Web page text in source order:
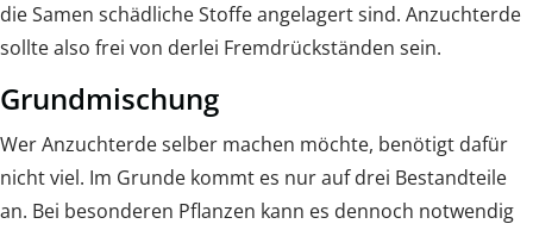
die Samen schädliche Stoffe angelagert sind. Anzuchterde
sollte also frei von derlei Fremdrückständen sein.
Grundmischung
Wer Anzuchterde selber machen möchte, benötigt dafür
nicht viel. Im Grunde kommt es nur auf drei Bestandteile
an. Bei besonderen Pflanzen kann es dennoch notwendig